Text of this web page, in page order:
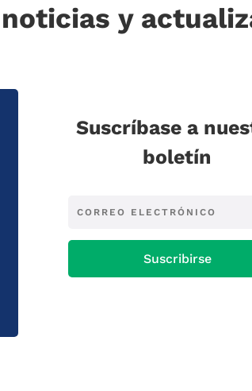
noticias y
Suscríbase a
boletín
Suscribirse